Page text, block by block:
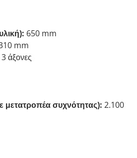
650 mm
mm
άξονες
μετατροπέα συχνότητας): 2.100